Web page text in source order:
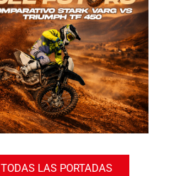
TODAS LAS PORTADAS